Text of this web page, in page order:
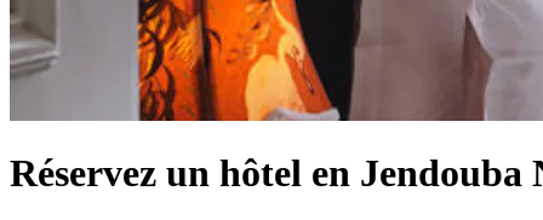
Réservez un hôtel en Jendouba